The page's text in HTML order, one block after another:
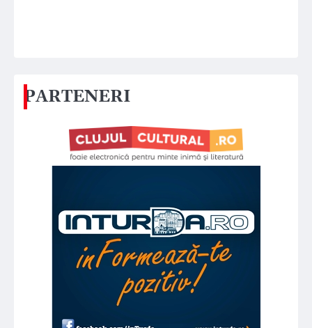
PARTENERI